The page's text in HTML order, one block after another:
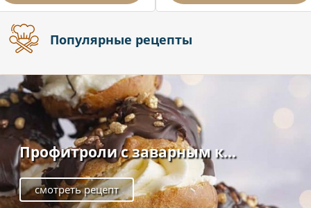
Популярные рецепты
Профитроли с заварным к...
смотреть рецепт